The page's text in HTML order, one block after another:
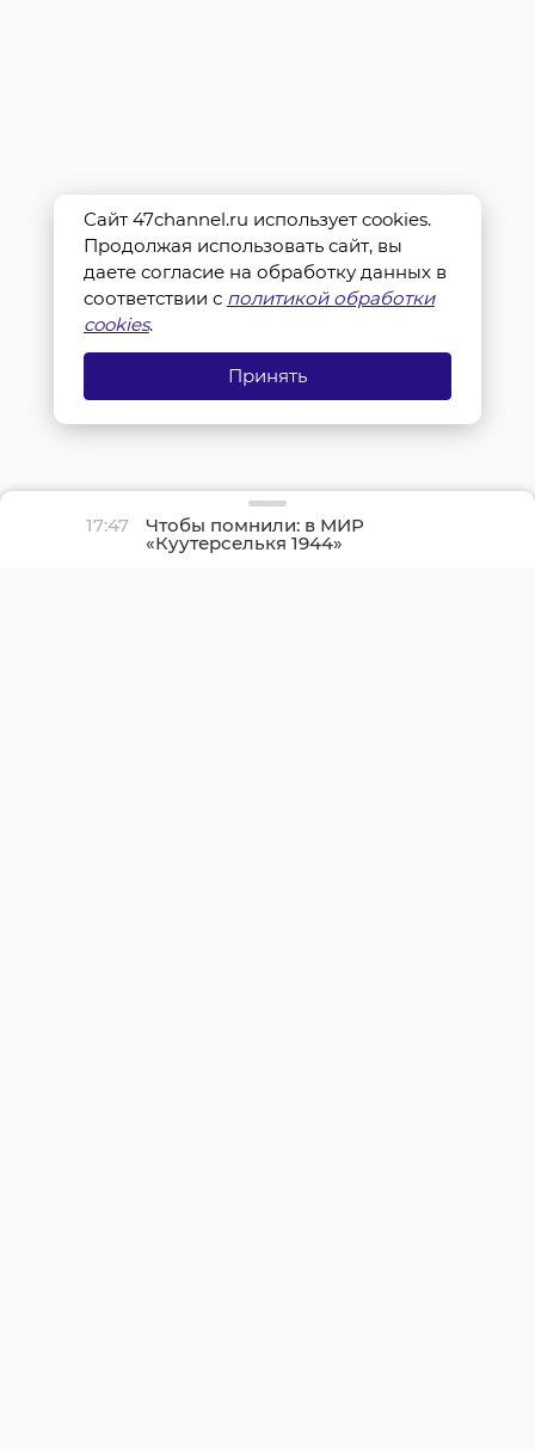
17:47 Чтобы помнили: в МИР
«Куутерселькя 1944»
реконструкторы снова
Сайт 47channel.ru использует cookies.
Продолжая использовать сайт, вы
даете согласие на обработку данных в
соответствии с политикой обработки
cookies.
Принять